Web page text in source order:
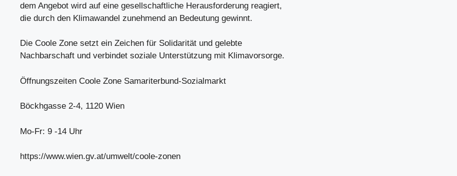
dem Angebot wird auf eine gesellschaftliche Herausforderung reagiert,
die durch den Klimawandel zunehmend an Bedeutung gewinnt.
Die Coole Zone setzt ein Zeichen für Solidarität und gelebte
Nachbarschaft und verbindet soziale Unterstützung mit Klimavorsorge.
Öffnungszeiten Coole Zone Samariterbund-Sozialmarkt
Böckhgasse 2-4, 1120 Wien
Mo-Fr: 9 -14 Uhr
https://www.wien.gv.at/umwelt/coole-zonen